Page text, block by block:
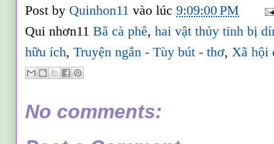
Post by Quinhon11vào lúc9:09:00 PM
Qui nhơn11Bã cà phê,hai vật thủy tinh bị
hữu ích,Truyện ngắn - Tùy bút - thơ,Xã hội
No comments: